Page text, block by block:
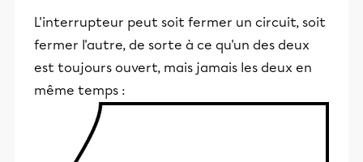
L'interrupteur peut soit fermer un circuit, soit
fermer l'autre, de sorte à ce qu'un des deux
est toujours ouvert, mais jamais les deux en
même temps :